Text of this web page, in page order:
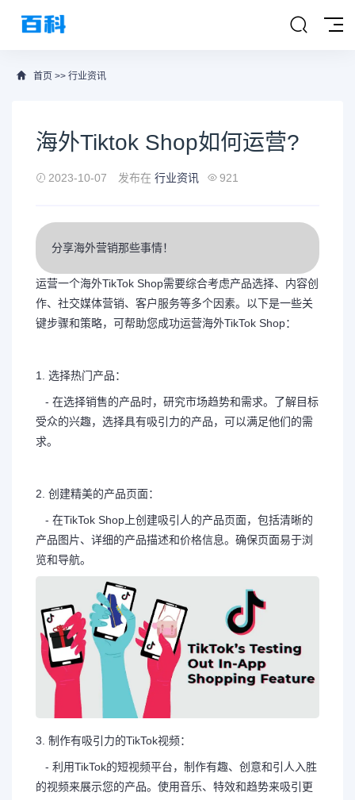
首页 >> 行业资讯
海外Tiktok Shop如何运营?
2023-10-07 发布在 行业资讯 921
分享海外营销那些事情！
运营一个海外TikTok Shop需要综合考虑产品选择、内容创
作、社交媒体营销、客户服务等多个因素。以下是一些关
键步骤和策略，可帮助您成功运营海外TikTok Shop：
1. 选择热门产品：
- 在选择销售的产品时，研究市场趋势和需求。了解目标
受众的兴趣，选择具有吸引力的产品，可以满足他们的需
求。
2. 创建精美的产品页面：
- 在TikTok Shop上创建吸引人的产品页面，包括清晰的
产品图片、详细的产品描述和价格信息。确保页面易于浏
览和导航。
3. 制作有吸引力的TikTok视频：
- 利用TikTok的短视频平台，制作有趣、创意和引人入胜
的视频来展示您的产品。使用音乐、特效和趋势来吸引更